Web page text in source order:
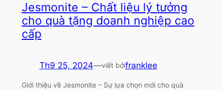
Jesmonite – Chất liệu lý tưởng
cho quà tặng doanh nghiệp cao
cấp
Th9 25, 2024—viết bởifranklee
Giới thiệu về Jesmonite – Sự lựa chọn mới cho quà